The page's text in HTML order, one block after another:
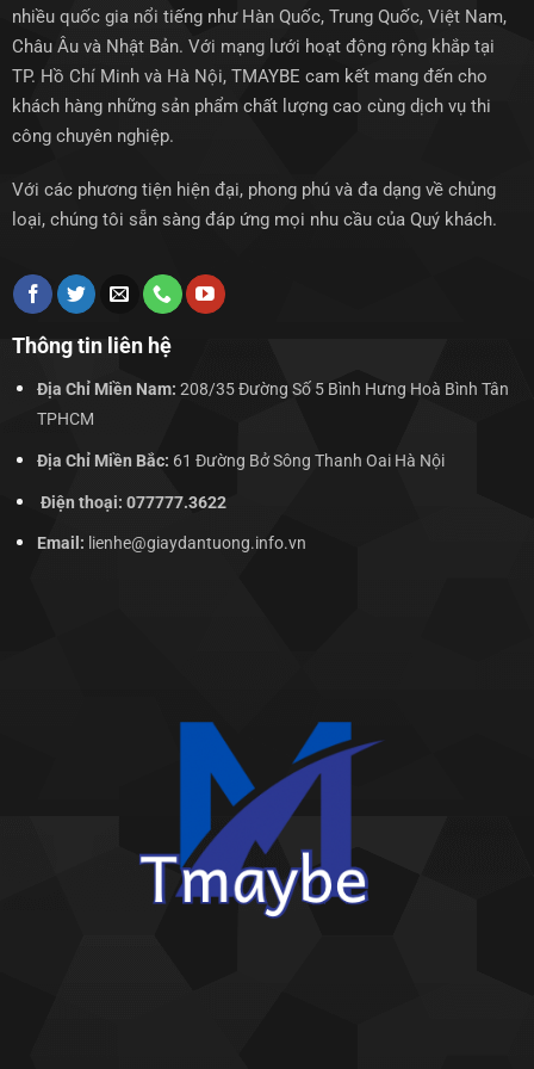
nhiều quốc gia nổi tiếng như Hàn Quốc, Trung Quốc, Việt Nam,
Châu Âu và Nhật Bản. Với mạng lưới hoạt động rộng khắp tại
TP. Hồ Chí Minh và Hà Nội, TMAYBE cam kết mang đến cho
khách hàng những sản phẩm chất lượng cao cùng dịch vụ thi
công chuyên nghiệp.
Với các phương tiện hiện đại, phong phú và đa dạng về chủng
loại, chúng tôi sẵn sàng đáp ứng mọi nhu cầu của Quý khách.
Thông tin liên hệ
Địa Chỉ Miền Nam: 208/35 Đường Số 5 Bình Hưng Hoà Bình Tân
TPHCM
Địa Chỉ Miền Bắc: 61 Đường Bở Sông Thanh Oai Hà Nội
Điện thoại: 077777.3622
Email: lienhe@giaydantuong.info.vn